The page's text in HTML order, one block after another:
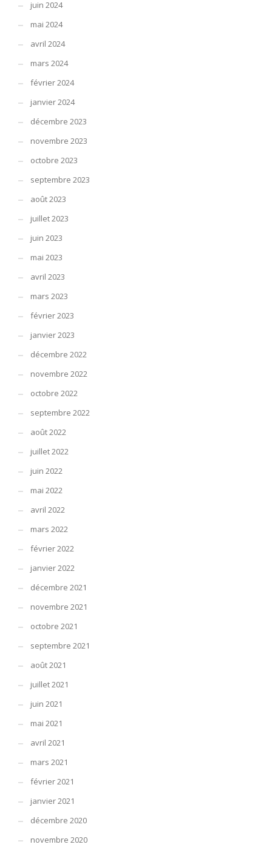
juin 2024
mai 2024
avril 2024
mars 2024
février 2024
janvier 2024
décembre 2023
novembre 2023
octobre 2023
septembre 2023
août 2023
juillet 2023
juin 2023
mai 2023
avril 2023
mars 2023
février 2023
janvier 2023
décembre 2022
novembre 2022
octobre 2022
septembre 2022
août 2022
juillet 2022
juin 2022
mai 2022
avril 2022
mars 2022
février 2022
janvier 2022
décembre 2021
novembre 2021
octobre 2021
septembre 2021
août 2021
juillet 2021
juin 2021
mai 2021
avril 2021
mars 2021
février 2021
janvier 2021
décembre 2020
novembre 2020